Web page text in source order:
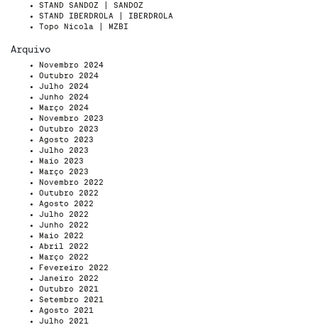
STAND SANDOZ | SANDOZ
STAND IBERDROLA | IBERDROLA
Topo Nicola | MZBI
Arquivo
Novembro 2024
Outubro 2024
Julho 2024
Junho 2024
Março 2024
Novembro 2023
Outubro 2023
Agosto 2023
Julho 2023
Maio 2023
Março 2023
Novembro 2022
Outubro 2022
Agosto 2022
Julho 2022
Junho 2022
Maio 2022
Abril 2022
Março 2022
Fevereiro 2022
Janeiro 2022
Outubro 2021
Setembro 2021
Agosto 2021
Julho 2021